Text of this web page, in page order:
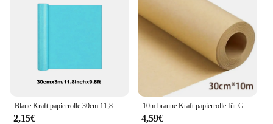
2,15€
10m braune Kraft papierrolle für Geschenk verpackung bewegliche Verpackung Kunst handwerk biologisch abbaubares Geschenk papier dicke Verpackungs verpackung
4,59€